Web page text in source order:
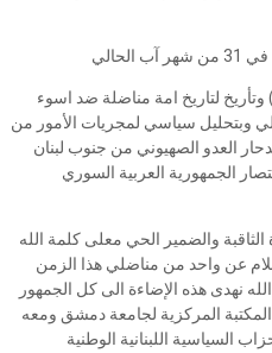
لتاريخ امة مناضلة ضد اسوء
وبتحليل سياسي لمجريات الأمور من
العدو الصهيوني من جنوب لبنان
هذا الانتصار الجمهورية العربية السوري
والضمير الحي معلى كلمة الله
عن واحد من مناضلي هذا الزمن
نهدى هذه الإضاءة الى كل الجمهور
المركزية لجامعة دمشق ومعه
السياسية اللبنانية الوطنية